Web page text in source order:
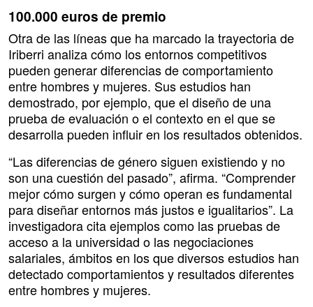
100.000 euros de premio
Otra de las líneas que ha marcado la trayectoria de
Iriberri analiza cómo los entornos competitivos
pueden generar diferencias de comportamiento
entre hombres y mujeres. Sus estudios han
demostrado, por ejemplo, que el diseño de una
prueba de evaluación o el contexto en el que se
desarrolla pueden influir en los resultados obtenidos.
“Las diferencias de género siguen existiendo y no
son una cuestión del pasado”, afirma. “Comprender
mejor cómo surgen y cómo operan es fundamental
para diseñar entornos más justos e igualitarios”. La
investigadora cita ejemplos como las pruebas de
acceso a la universidad o las negociaciones
salariales, ámbitos en los que diversos estudios han
detectado comportamientos y resultados diferentes
entre hombres y mujeres.